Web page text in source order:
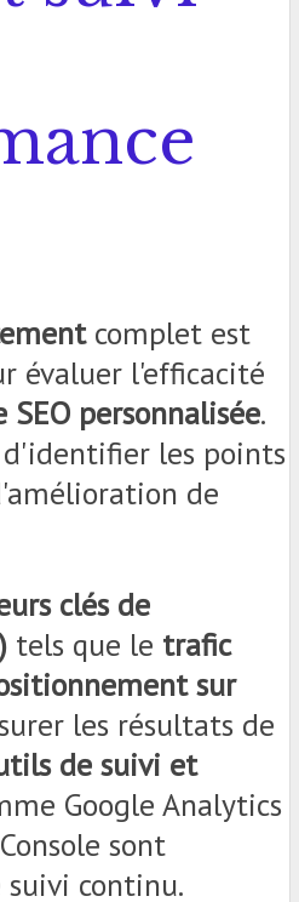
complet est
évaluer l'efficacité
personnalisée.
les points
de
clés de
tels que le trafic
sur
les résultats de
de suivi et
Google Analytics
sont
suivi continu.